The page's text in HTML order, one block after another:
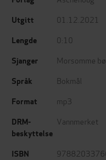
Utgitt 01.12.2021
Lengde 0:10
Sjanger Morsomme
Språk Bokmål
Format mp3
DRM-
beskyttelse
Vannmerket
ISBN